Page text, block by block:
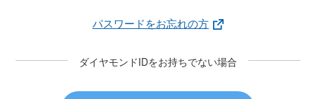
パスワードをお忘れの方
ダイヤモンドIDをお持ちでない場合